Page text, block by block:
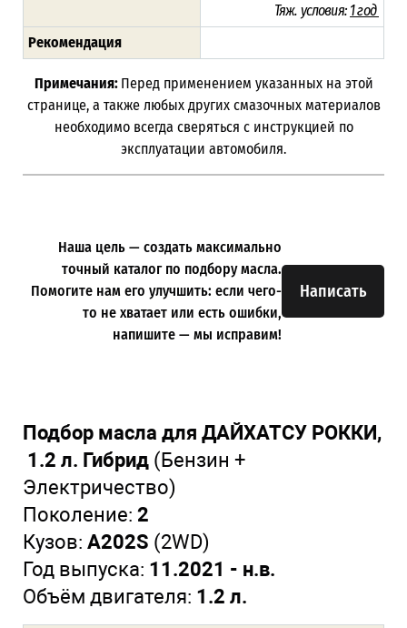
Тяж. условия: 1 год
Рекомендация
Примечания: Перед применением указанных на этой
странице, а также любых других смазочных материалов
необходимо всегда сверяться с инструкцией по
эксплуатации автомобиля.
Написать
Наша цель — создать максимально
точный каталог по подбору масла.
Помогите нам его улучшить: если чего-
то не хватает или есть ошибки,
напишите — мы исправим!
Подбор масла для ДАЙХАТСУ РОККИ,
1.2 л. Гибрид (Бензин +
Электричество)
Поколение: 2
Кузов: A202S (2WD)
Год выпуска: 11.2021 - н.в.
Объём двигателя: 1.2 л.